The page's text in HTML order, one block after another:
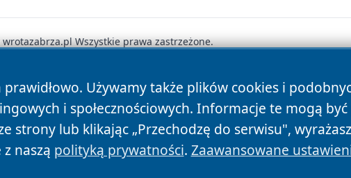
prawidłowo. Używamy także plików cookies i
i społecznościowych. Informacje te mogą
strony lub klikając „Przechodzę do serwisu",
naszą polityką prywatności. Zaawansowane
Wszystkie prawa zastrzeżone.
Polityka Prywatności Polityka Cookies